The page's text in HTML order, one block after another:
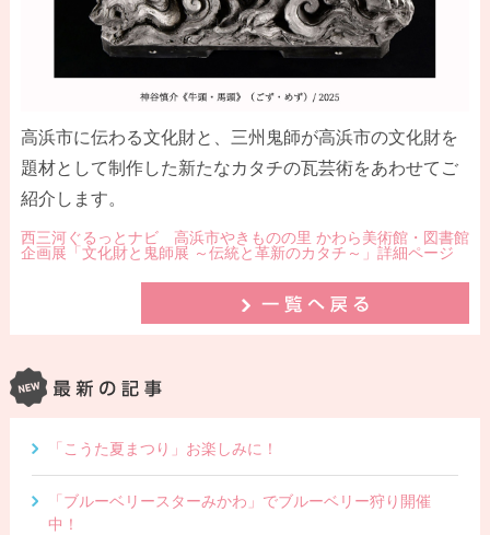
高浜市に伝わる文化財と、三州鬼師が高浜市の文化財を
題材として制作した新たなカタチの瓦芸術をあわせてご
紹介します。
西三河ぐるっとナビ 高浜市やきものの里 かわら美術館・図書館
企画展「文化財と鬼師展 ～伝統と革新のカタチ～」詳細ページ
「こうた夏まつり」お楽しみに！
「ブルーベリースターみかわ」でブルーベリー狩り開催
中！